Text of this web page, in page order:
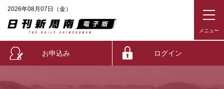
2026年08月07日（金）
お申込み ログイン